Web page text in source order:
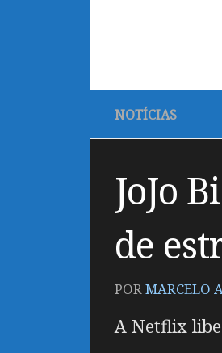
NOTÍCIAS
JoJo
de
PORMARCELO
A Netflix